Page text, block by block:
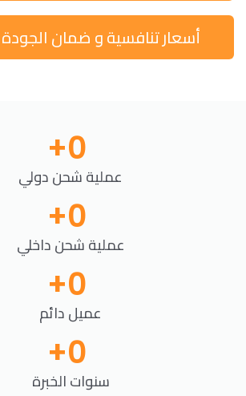
أسعار تنافسية و ضمان الجودة
+0
عملية شحن دولي
+0
عملية شحن داخلي
+0
عميل دائم
+0
سنوات الخبرة